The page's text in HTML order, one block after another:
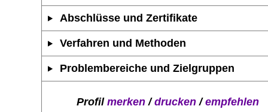
Abschlüsse und Zertifikate
Verfahren und Methoden
Problembereiche und Zielgruppen
Profil merken/drucken/empfehlen